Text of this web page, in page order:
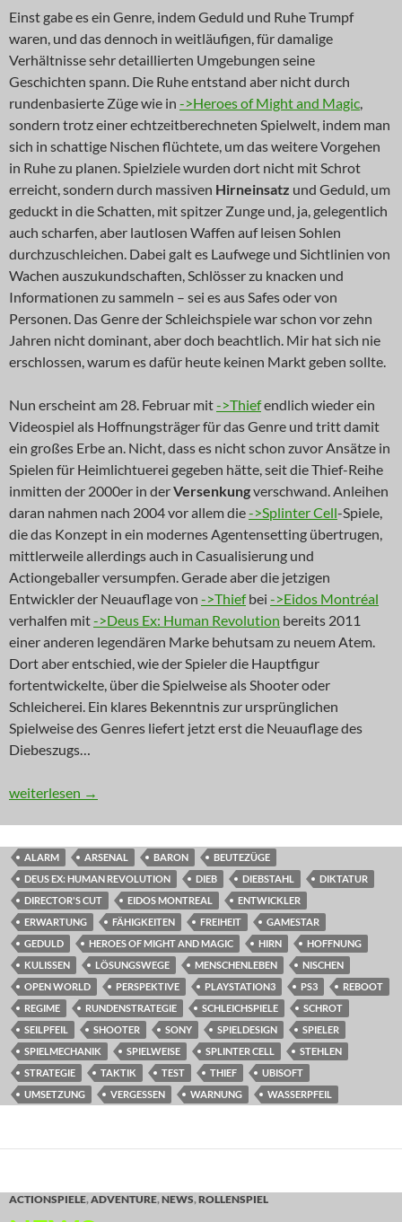
Einst gabe es ein Genre, indem Geduld und Ruhe Trumpf
waren, und das dennoch in weitläufigen, für damalige
Verhältnisse sehr detaillierten Umgebungen seine
Geschichten spann. Die Ruhe entstand aber nicht durch
rundenbasierte Züge wie in ->Heroes of Might and Magic,
sondern trotz einer echtzeitberechneten Spielwelt, indem man
sich in schattige Nischen flüchtete, um das weitere Vorgehen
in Ruhe zu planen. Spielziele wurden dort nicht mit Schrot
erreicht, sondern durch massiven Hirneinsatz und Geduld, um
geduckt in die Schatten, mit spitzer Zunge und, ja, gelegentlich
auch scharfen, aber lautlosen Waffen auf leisen Sohlen
durchzuschleichen. Dabei galt es Laufwege und Sichtlinien von
Wachen auszukundschaften, Schlösser zu knacken und
Informationen zu sammeln – sei es aus Safes oder von
Personen. Das Genre der Schleichspiele war schon vor zehn
Jahren nicht dominant, aber doch beachtlich. Mir hat sich nie
erschlossen, warum es dafür heute keinen Markt geben sollte.
Nun erscheint am 28. Februar mit->Thiefendlich wieder ein
Videospiel als Hoffnungsträger für das Genre und tritt damit
ein großes Erbe an. Nicht, dass es nicht schon zuvor Ansätze in
Spielen für Heimlichtuerei gegeben hätte, seit die Thief-Reihe
inmitten der 2000er in derVersenkungverschwand. Anleihen
daran nahmen nach 2004 vor allem die->Splinter Cell-Spiele,
die das Konzept in ein modernes Agentensetting übertrugen,
mittlerweile allerdings auch in Casualisierung und
Actiongeballer versumpfen. Gerade aber die jetzigen
Entwickler der Neuauflage von ->Thiefbei ->Eidos Montréal
verhalfen mit->Deus Ex: Human Revolution bereits 2011
einer anderen legendären Marke behutsam zu neuem Atem.
Dort aber entschied, wie der Spieler die Hauptfigur
fortentwickelte, über die Spielweise als Shooter oder
Schleicherei. Ein klares Bekenntnis zur ursprünglichen
Spielweise des Genres liefert jetzt erst die Neuauflage des
Diebeszugs…
NEWS: Der Erbschleicher
weiterlesen →
ALARM ARSENAL BARON
BEUTEZÜGE
DEUS EX: HUMAN REVOLUTION
DIEB DIEBSTAHL
DIKTATUR
DIRECTOR'S CUT
EIDOS MONTREAL
ENTWICKLER
ERWARTUNG
FÄHIGKEITEN FREIHEIT
GAMESTAR
GEDULD
HEROES OF MIGHT AND MAGIC HIRN
HOFFNUNG
KULISSEN
LÖSUNGSWEGE MENSCHENLEBEN
NISCHEN
OPEN WORLD
PERSPEKTIVE PLAYSTATION3 PS3
REBOOT
REGIME
RUNDENSTRATEGIE SCHLEICHSPIELE
SCHROT
SEILPFEIL
SHOOTER SONY SPIELDESIGN
SPIELER
SPIELMECHANIK
SPIELWEISE SPLINTER CELL
STEHLEN
STRATEGIE
TAKTIK TEST THIEF
UBISOFT
UMSETZUNG
VERGESSEN WARNUNG WASSERPFEIL
ACTIONSPIELE,ADVENTURE,NEWS,ROLLENSPIEL